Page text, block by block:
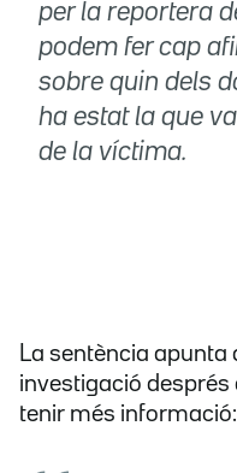
per la reportera
podem fer cap
sobre quin dels
ha estat la que
de la víctima.
La sentència apunta
investigació
tenir més informació: